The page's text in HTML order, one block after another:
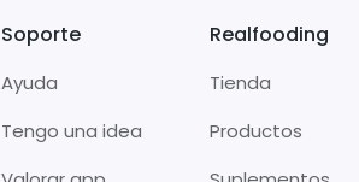
Soporte
Ayuda
Tengo una idea
Realfooding
Tienda
Productos